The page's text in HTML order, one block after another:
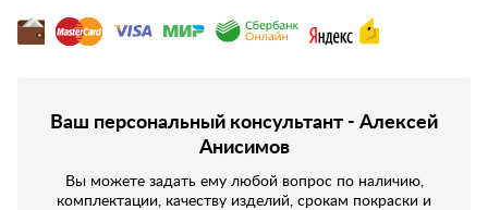
Ваш персональный консультант - Алексей
Анисимов
Вы можете задать ему любой вопрос по наличию,
комплектации, качеству изделий, срокам покраски и